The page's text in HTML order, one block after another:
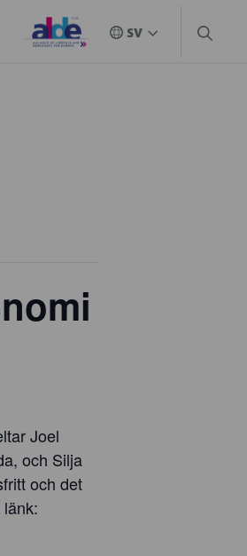
Joel
och Silja
och det